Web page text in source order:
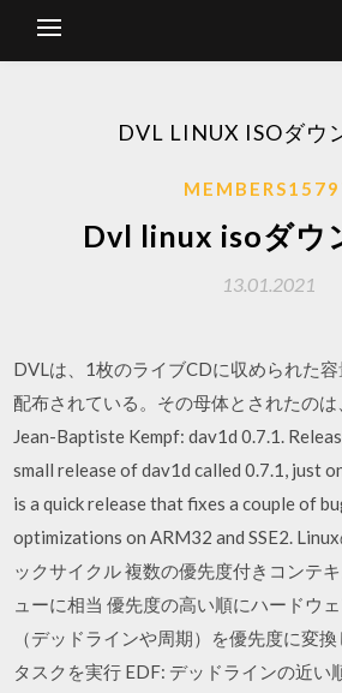
DVL LINUX ISOダウ
Dvl linux isoダウ
13.01.2021
DVLは、1枚のライブCDに収められた
配布されている。その母体とされたの
Jean-Baptiste Kempf: dav1d 0.7.1.
small release of dav1d called 0.7.1, just
is a quick release that fixes a couple of
optimizations on ARM32 and SSE2.
ックサイクル 複数の優先度付きコンテ
ューに相当 優先度の高い順にハードウ
（デッドラインや周期）を優先度に変
タスクを実行 EDF: デッドラインの近い